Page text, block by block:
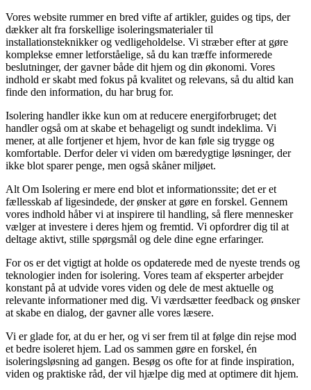
Vores website rummer en bred vifte af artikler, guides og tips, der
dækker alt fra forskellige isoleringsmaterialer til
installationsteknikker og vedligeholdelse. Vi stræber efter at gøre
komplekse emner letforståelige, så du kan træffe informerede
beslutninger, der gavner både dit hjem og din økonomi. Vores
indhold er skabt med fokus på kvalitet og relevans, så du altid kan
finde den information, du har brug for.
Isolering handler ikke kun om at reducere energiforbruget; det
handler også om at skabe et behageligt og sundt indeklima. Vi
mener, at alle fortjener et hjem, hvor de kan føle sig trygge og
komfortable. Derfor deler vi viden om bæredygtige løsninger, der
ikke blot sparer penge, men også skåner miljøet.
Alt Om Isolering er mere end blot et informationssite; det er et
fællesskab af ligesindede, der ønsker at gøre en forskel. Gennem
vores indhold håber vi at inspirere til handling, så flere mennesker
vælger at investere i deres hjem og fremtid. Vi opfordrer dig til at
deltage aktivt, stille spørgsmål og dele dine egne erfaringer.
For os er det vigtigt at holde os opdaterede med de nyeste trends og
teknologier inden for isolering. Vores team af eksperter arbejder
konstant på at udvide vores viden og dele de mest aktuelle og
relevante informationer med dig. Vi værdsætter feedback og ønsker
at skabe en dialog, der gavner alle vores læsere.
Vi er glade for, at du er her, og vi ser frem til at følge din rejse mod
et bedre isoleret hjem. Lad os sammen gøre en forskel, én
isoleringsløsning ad gangen. Besøg os ofte for at finde inspiration,
viden og praktiske råd, der vil hjælpe dig med at optimere dit hjem.